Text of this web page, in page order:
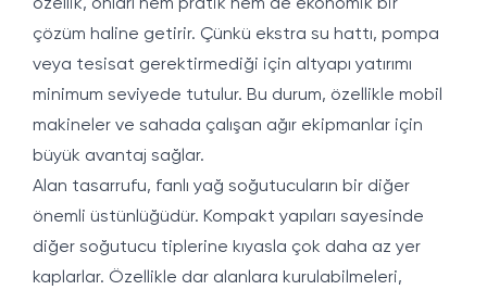
özellik, onları hem pratik hem de ekonomik bir
çözüm haline getirir. Çünkü ekstra su hattı, pompa
veya tesisat gerektirmediği için altyapı yatırımı
minimum seviyede tutulur. Bu durum, özellikle mobil
makineler ve sahada çalışan ağır ekipmanlar için
büyük avantaj sağlar.
Alan tasarrufu, fanlı yağ soğutucuların bir diğer
önemli üstünlüğüdür. Kompakt yapıları sayesinde
diğer soğutucu tiplerine kıyasla çok daha az yer
kaplarlar. Özellikle dar alanlara kurulabilmeleri,